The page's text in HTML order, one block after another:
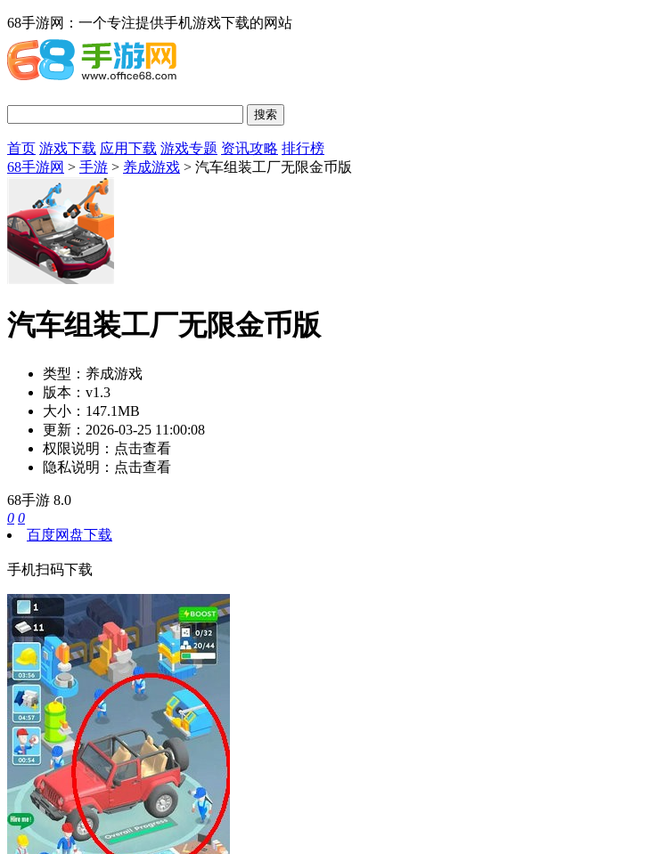
68手游网：一个专注提供手机游戏下载的网站
首页 游戏下载 应用下载 游戏专题 资讯攻略 排行榜
68手游网 > 手游 > 养成游戏 > 汽车组装工厂无限金币版
汽车组装工厂无限金币版
类型： 养成游戏
版本： v1.3
大小： 147.1MB
更新： 2026-03-25 11:00:08
权限说明： 点击查看
隐私说明： 点击查看
68手游 8.0
0 0
百度网盘下载
手机扫码下载